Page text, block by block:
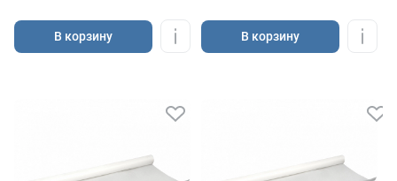
В корзину В корзину